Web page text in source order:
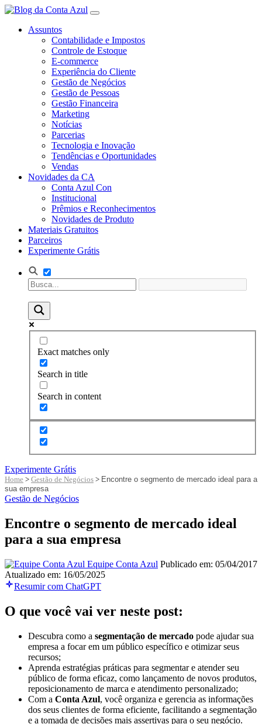
Assuntos
Contabilidade e Impostos
Controle de Estoque
E-commerce
Experiência do Cliente
Gestão de Negócios
Gestão de Pessoas
Gestão Financeira
Marketing
Notícias
Parcerias
Tecnologia e Inovação
Tendências e Oportunidades
Vendas
Novidades da CA
Conta Azul Con
Institucional
Prêmios e Reconhecimentos
Novidades de Produto
Materiais Gratuitos
Parceiros
Experimente Grátis
Exact matches only
Search in title
Search in content
Experimente Grátis
Home > Gestão de Negócios > Encontre o segmento de mercado ideal para a
sua empresa
Gestão de Negócios
Encontre o segmento de mercado ideal
para a sua empresa
Equipe Conta Azul Publicado em: 05/04/2017
Atualizado em: 16/05/2025
Resumir com ChatGPT
O que você vai ver neste post:
Descubra como a segmentação de mercado pode ajudar sua
empresa a focar em um público específico e otimizar seus
recursos;
Aprenda estratégias práticas para segmentar e atender seu
público de forma eficaz, como lançamento de novos produtos,
reposicionamento de marca e atendimento personalizado;
Com a Conta Azul, você organiza e gerencia as informações
dos seus clientes de forma eficiente, facilitando a segmentação
e a tomada de decisões mais assertivas para o seu negócio.